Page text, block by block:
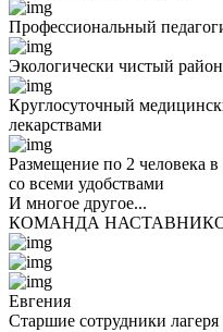
Профессиональный
Экологически чистый
Круглосуточный
лекарствами
Размещение по 2 человека
со всеми удобствами
И многое другое...
КОМАНДА
Евгения
Старшие сотрудники